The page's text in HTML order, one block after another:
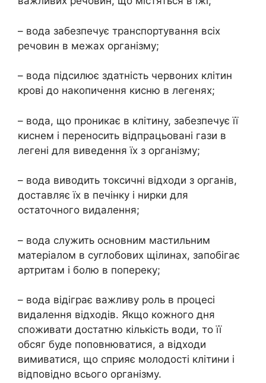
– вода забезпечує транспортування всіх
речовин в межах організму;
– вода підсилює здатність червоних клітин
крові до накопичення кисню в легенях;
– вода, що проникає в клітину, забезпечує її
киснем і переносить відпрацьовані гази в
легені для виведення їх з організму;
– вода виводить токсичні відходи з органів,
доставляє їх в печінку і нирки для
остаточного видалення;
– вода служить основним мастильним
матеріалом в суглобових щілинах, запобігає
артритам і болю в попереку;
– вода відіграє важливу роль в процесі
видалення відходів. Якщо кожного дня
споживати достатню кількість води, то її
обсяг буде поповнюватися, а відходи
вимиватися, що сприяє молодості клітини і
відповідно всього організму.